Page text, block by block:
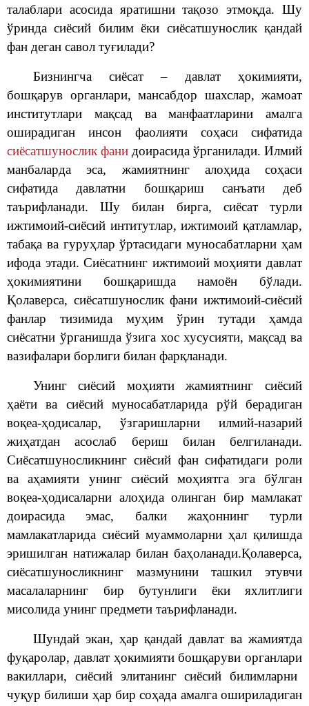
талаблари асосида яратишни тақозо этмоқда. Шу
ўринда сиёсий билим ёки сиёсатшунослик қандай
фан деган савол туғилади?
Бизнингча сиёсат – давлат ҳокимияти,
бошқарув органлари, мансабдор шахслар, жамоат
институтлари мақсад ва манфаатларини амалга
оширадиган инсон фаолияти соҳаси сифатида
сиёсатшунослик фани доирасида ўрганилади. Илмий
манбаларда эса, жамиятнинг алоҳида соҳаси
сифатида давлатни бошқариш санъати деб
таърифланади.Шу билан бирга, сиёсат турли
ижтимоий-сиёсий интитутлар, ижтимоий қатламлар,
табақа ва гуруҳлар ўртасидаги муносабатларни ҳам
ифода этади. Сиёсатнинг ижтимоий моҳияти давлат
ҳокимиятини бошқаришда намоён бўлади.
Қолаверса, сиёсатшунослик фани ижтимоий-сиёсий
фанлар тизимида муҳим ўрин тутади ҳамда
сиёсатни ўрганишда ўзига хос хусусияти, мақсад ва
вазифалари борлиги билан фарқланади.
Унинг сиёсий моҳияти жамиятнинг сиёсий
ҳаёти ва сиёсий муносабатларида рўй берадиган
воқеа-ҳодисалар, ўзгаришларни илмий-назарий
жиҳатдан асослаб бериш билан белгиланади.
Сиёсатшуносликнинг сиёсий фан сифатидаги роли
ва аҳамияти унинг сиёсий моҳиятга эга бўлган
воқеа-ҳодисаларни алоҳида олинган бир мамлакат
доирасида эмас, балки жаҳоннинг турли
мамлакатларида сиёсий муаммоларни ҳал қилишда
эришилган натижалар билан баҳоланади.Қолаверса,
сиёсатшуносликнинг мазмунини ташкил этувчи
масалаларнинг бир бутунлиги ёки яхлитлиги
мисолида унинг предмети таърифланади.
Шундай экан, ҳар қандай давлат ва жамиятда
фуқаролар, давлат ҳокимияти бошқаруви органлари
вакиллари, сиёсий элитанинг сиёсий билимларни
чуқур билиши ҳар бир соҳада амалга ошириладиган